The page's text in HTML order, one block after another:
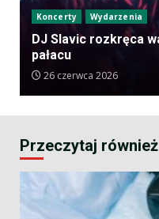
Koncerty Wydarzenia
DJ Slavic rozkręca
pałacu
26 czerwca 2026
Przeczytaj również